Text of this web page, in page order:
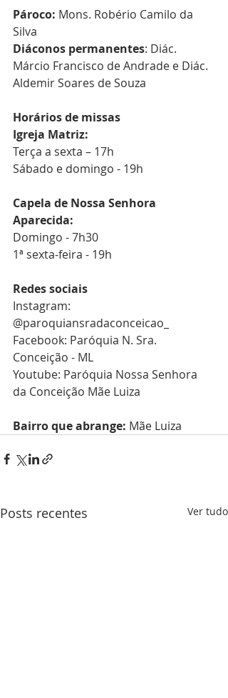
Pároco: Mons. Robério Camilo da
Silva
Diáconos permanentes: Diác.
Márcio Francisco de Andrade e Diác.
Aldemir Soares de Souza
Horários de missas
Igreja Matriz:
Terça a sexta – 17h
Sábado e domingo - 19h
Capela de Nossa Senhora
Aparecida:
Domingo - 7h30
1ª sexta-feira - 19h
Redes sociais
Instagram:
@paroquiansradaconceicao_
Facebook: Paróquia N. Sra.
Conceição - ML
Youtube: Paróquia Nossa Senhora
da Conceição Mãe Luiza
Bairro que abrange: Mãe Luiza
Posts recentes Ver tudo